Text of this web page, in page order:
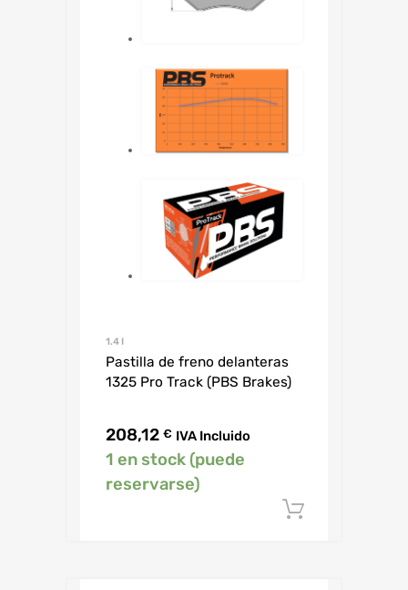
1.4 I
Pastilla de freno delanteras
1325 Pro Track (PBS Brakes)
208,12 € IVA Incluido
1 en stock (puede
reservarse)